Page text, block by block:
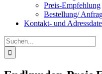
Preis-Empfehlung
Bestellung/
Kontakt- und
Suche
nach: